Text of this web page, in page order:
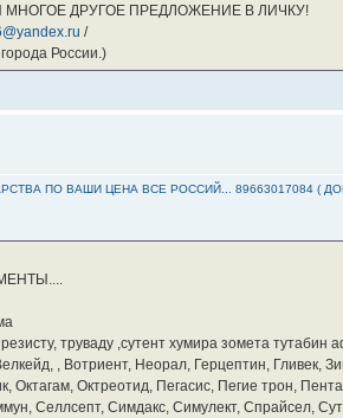
И МНОГОЕ ДРУГОЕ ПРЕДЛОЖЕНИЕ В ЛИЧКУ!
/
России.)
ПО ВАШИ ЦЕНА ВСЕ РОССИЙ... 89663017084 (
труваду ,сутент хумира зомета
, Вотриент, Неорал, Герцептин, Гливек,
Октагам, Октреотид, Пегасис, Пегие трон,
Селлсепт, Симдакс, Симулект, Спрайсел,